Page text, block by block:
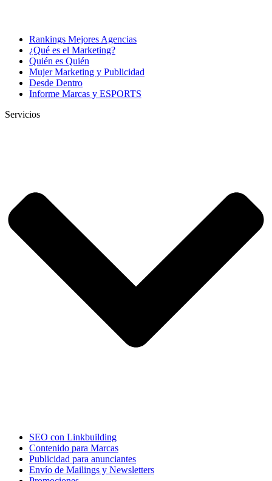
Rankings Mejores Agencias
¿Qué es el Marketing?
Quién es Quién
Mujer Marketing y Publicidad
Desde Dentro
Informe Marcas y ESPORTS
Servicios
SEO con Linkbuilding
Contenido para Marcas
Publicidad para anunciantes
Envío de Mailings y Newsletters